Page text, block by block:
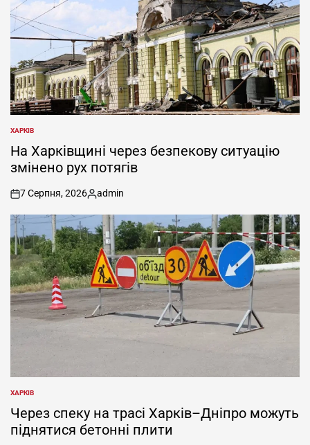
ОПУБЛІКУВАТИ
У
ХАРКІВ
На Харківщині через безпекову ситуацію
змінено рух потягів
on
7 Серпня, 2026
Опубліковано
admin
ОПУБЛІКУВАТИ
У
ХАРКІВ
Через спеку на трасі Харків–Дніпро можуть
піднятися бетонні плити